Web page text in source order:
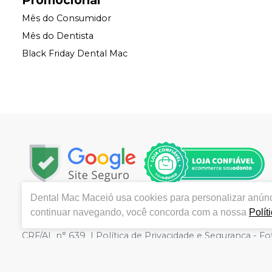
Mês do Consumidor
Mês do Dentista
Black Friday Dental Mac
Copyright © 2022 | Todos os direitos reservados |
CEP 57.051-500 | Autorizações de Funcionamento
CRF/AL n° 639 | Política de Privacidade e Segurança -
Dental Mac Maceió usa cookies para personalizar
continuar navegando, você concorda com a nossa